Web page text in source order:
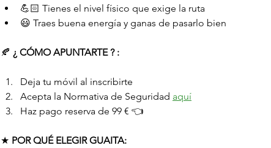
💪🏻 Tienes el nivel físico que exige la ruta
😃 Traes buena energía y ganas de pasarlo bien
🍂 ¿ CÓMO APUNTARTE ? :
Deja tu móvil al inscribirte
Acepta la Normativa de Seguridad aquí
Haz pago reserva de 99 € 👈
★ POR QUÉ ELEGIR GUAITA: